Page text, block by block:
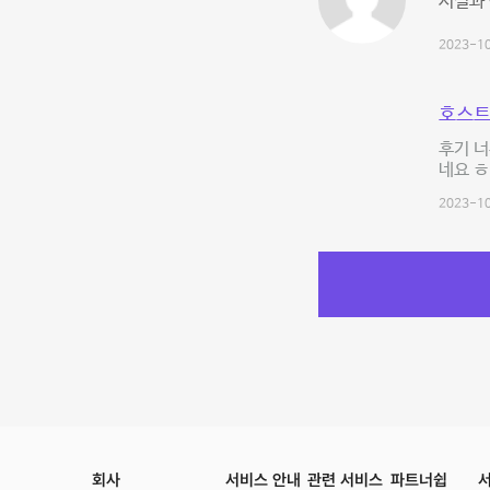
2023-
호스
후기
네요
2023-
회사 서비스 안내 관련 서비스 파트너쉽